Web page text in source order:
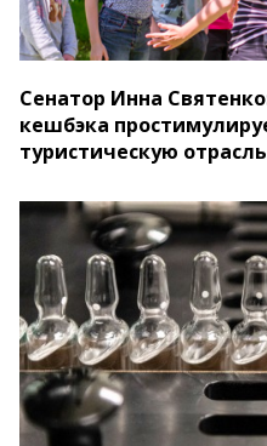
Сенатор Инна
кешбэка
туристическую отрасль